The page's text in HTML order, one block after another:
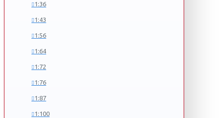
1:36
1:43
1:56
1:64
1:72
1:76
1:87
1:100